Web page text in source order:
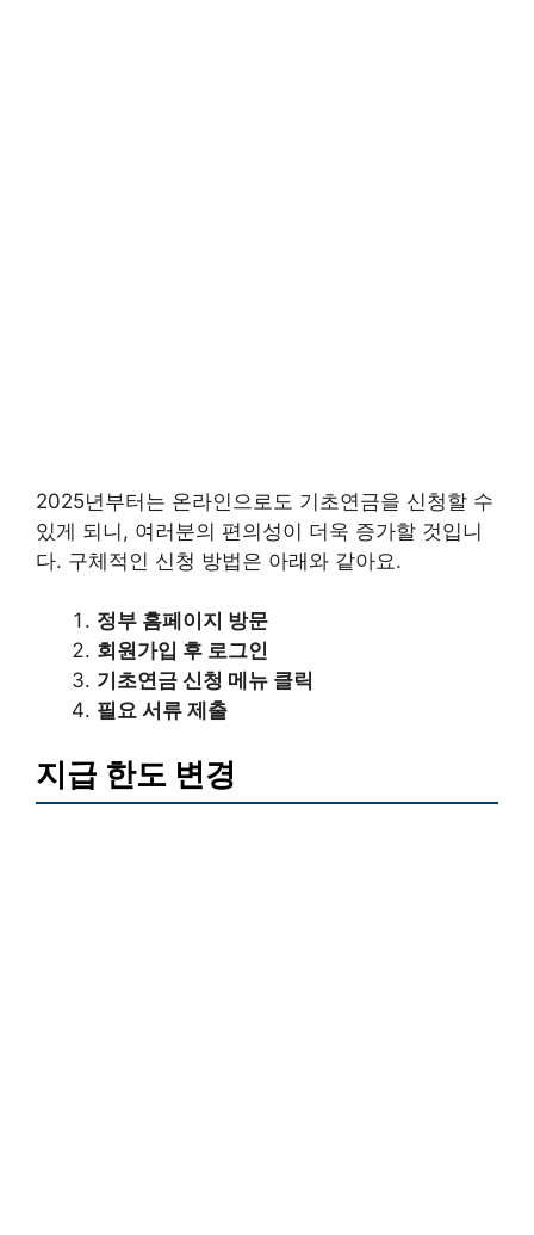
2025년부터는 온라인으로도 기초연금을 신청할 수
있게 되니, 여러분의 편의성이 더욱 증가할 것입니
다. 구체적인 신청 방법은 아래와 같아요.
정부 홈페이지 방문
회원가입 후 로그인
기초연금 신청 메뉴 클릭
필요 서류 제출
지급 한도 변경